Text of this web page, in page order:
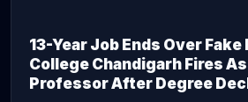
13-Year Job Ends Over Fake
College Chandigarh Fires
Professor After Degree